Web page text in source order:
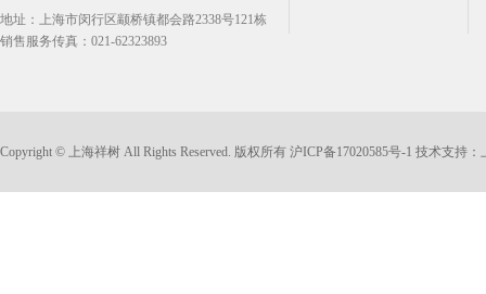
地址：上海市闵行区颛桥镇都会路2338号121栋
销售服务传真：021-62323893
Copyright © 上海祥树 All Rights Reserved. 版权所有 沪ICP备17020585号-1 技术支持：